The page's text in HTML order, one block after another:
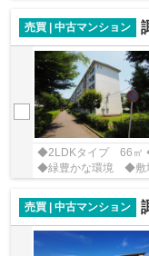
売買 | 中古マンション
◆2LDKタイプ 66㎡ ◆
◆緑豊かな環境 ◆敷
売買 | 中古マンション